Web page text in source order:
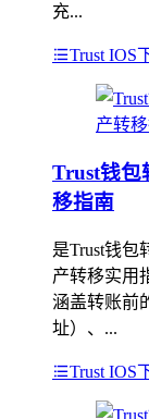
充...
Trust IOS
Trust钱包
移指南
是Trust钱包
产转移实用
涵盖转账前
址）、...
Trust IOS